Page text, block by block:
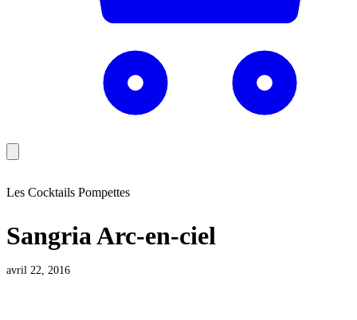
Les Cocktails Pompettes
Sangria Arc-en-ciel
avril 22, 2016